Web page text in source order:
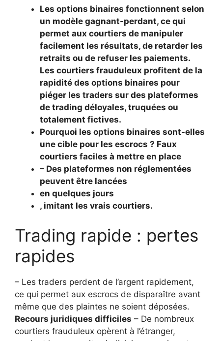
Les options binaires fonctionnent selon
un modèle gagnant-perdant, ce qui
permet aux courtiers de manipuler
facilement les résultats, de retarder les
retraits ou de refuser les paiements.
Les courtiers frauduleux profitent de la
rapidité des options binaires pour
piéger les traders sur des plateformes
de trading déloyales, truquées ou
totalement fictives.
Pourquoi les options binaires sont-elles
une cible pour les escrocs ? Faux
courtiers faciles à mettre en place
– Des plateformes non réglementées
peuvent être lancées
en quelques jours
, imitant les vrais courtiers.
Trading rapide : pertes
rapides
– Les traders perdent de l’argent rapidement,
ce qui permet aux escrocs de disparaître avant
même que des plaintes ne soient déposées.
Recours juridiques difficiles – De nombreux
courtiers frauduleux opèrent à l’étranger,